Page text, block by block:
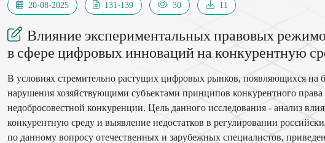
20-08-2025 131-139 30 11
Влияние экспериментальных правовых
в сфере цифровых инноваций на конкурентную
В условиях стремительно растущих цифровых рынков, появляющихся на
нарушения хозяйствующими субъектами принципов конкурентного
недобросовестной конкуренции. Цель данного исследования - анализ
конкурентную среду и выявление недостатков в регулировании
по данному вопросу отечественных и зарубежных специалистов,